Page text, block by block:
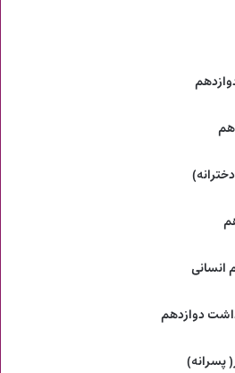
انسانی
دوازدهم
پسرانه)